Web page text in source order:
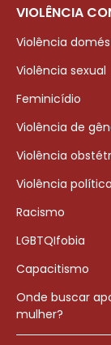
VIOLÊNCIA
Violência
Violência sexual
Feminicídio
Violência de
Violência
Violência
Racismo
LGBTQIfobia
Capacitismo
Onde buscar
mulher?